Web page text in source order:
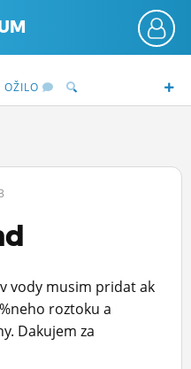
OŽILO
vody musim pridat ak
roztoku a
Dakujem za